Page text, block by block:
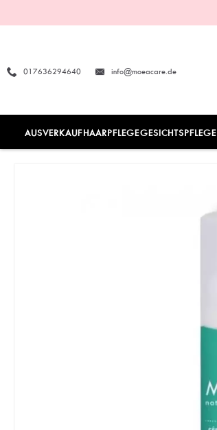
017636294640 info@moeacare.de
AUSVERKAUFHAARPFLEGEGESICHTSPFLEGE